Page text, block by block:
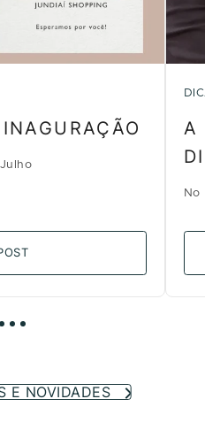
E NOVIDADES
A
No